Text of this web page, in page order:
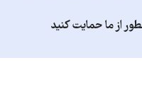
از ما حمایت کنید